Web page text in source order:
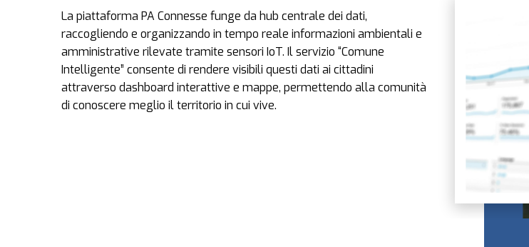
La piattaforma PA Connesse funge da hub centrale dei dati,
raccogliendo e organizzando in tempo reale informazioni ambientali e
amministrative rilevate tramite sensori IoT. Il servizio “Comune
Intelligente” consente di rendere visibili questi dati ai cittadini
attraverso dashboard interattive e mappe, permettendo alla comunità
di conoscere meglio il territorio in cui vive.